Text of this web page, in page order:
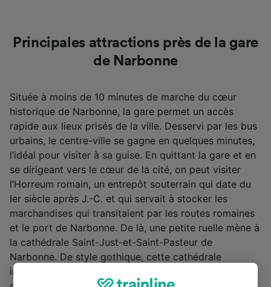
Principales attractions près de la gare
de Narbonne
Située à moins de 10 minutes de marche du cœur
historique de Narbonne, la gare permet un accès
rapide aux lieux prisés de la ville. Desservi par les bus
urbains, le centre-ville se gagne en quelques minutes,
l’idéal pour visiter à sa guise. En quittant la gare et en
se dirigeant vers le cœur de la cité, on peut visiter
l’Horreum romain, un entrepôt souterrain qui date du
Ier siècle après J.-C. et qui servait à stocker les
marchandises qui transitaient par les routes romaines
et le port de Narbonne. De là, une petite ruelle mène à
la cathédrale Saint-Just-et-Saint-Pasteur de
Narbonne. De style gothique, cette cathédrale
inachevée fut érigée dès le XIIIe siècle ; elle est l’un